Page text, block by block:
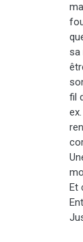
sa
fil
Et